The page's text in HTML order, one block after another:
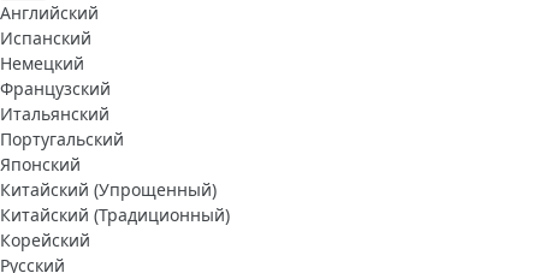
Английский
Испанский
Немецкий
Французский
Итальянский
Португальский
Японский
Китайский (Упрощенный)
Китайский (Традиционный)
Корейский
Русский